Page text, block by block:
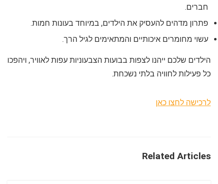
חברים.
פתרון מדהים להעסיק את הילדים, במיוחד בעונות חמות.
עשוי מחומרים איכותיים והמתאימים לגיל הרך.
הילדים שלכם ייהנו לצפות בבועות הצבעוניות עפות לאוויר, ויהפכו
כל פעילות לחוויה בלתי נשכחת.
לרכישה לחצו כאן
Related Articles